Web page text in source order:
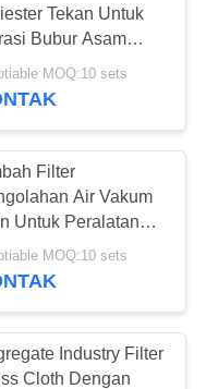
39
26
Tekan Untuk
Bubur Asam
MOQ:10 sets
Filter
Air Vakum
Untuk Peralatan
Lumpur
MOQ:10 sets
Industry Filter
Cloth Dengan